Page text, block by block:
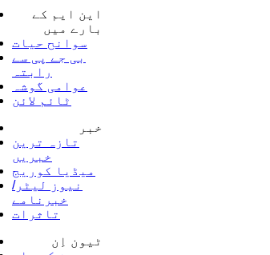
این ایم کے
بارے میں
سوانح حیات
بی جے پی سے
رابتہ
عوامی گوشہ
ٹائم لائن
خبر
تازہ ترین
خبریں
میڈیا کوریج
نیوز لیٹر/
خبرنامے
تاثرات
ٹیون اِن